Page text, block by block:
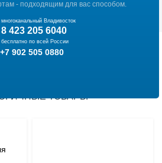
- подходящим для вас способом.
многоканальный Владивосток
8 423 205 6040
бесплатно по всей России
+7 902 505 0880
ТОВАРЫ